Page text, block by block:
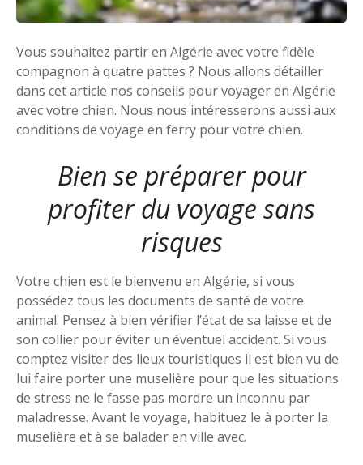
Vous souhaitez partir en Algérie avec votre fidèle
compagnon à quatre pattes ? Nous allons détailler
dans cet article nos conseils pour voyager en Algérie
avec votre chien. Nous nous intéresserons aussi aux
conditions de voyage en ferry pour votre chien.
Bien se préparer pour
profiter du voyage sans
risques
Votre chien est le bienvenu en Algérie, si vous
possédez tous les documents de santé de votre
animal. Pensez à bien vérifier l’état de sa laisse et de
son collier pour éviter un éventuel accident. Si vous
comptez visiter des lieux touristiques il est bien vu de
lui faire porter une muselière pour que les situations
de stress ne le fasse pas mordre un inconnu par
maladresse. Avant le voyage, habituez le à porter la
muselière et à se balader en ville avec.